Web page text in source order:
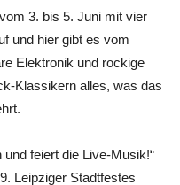
3. bis 5. Juni mit vier
und hier gibt es vom
Elektronik und rockige
Klassikern alles, was das
feiert die Live-Musik!“
Leipziger Stadtfestes